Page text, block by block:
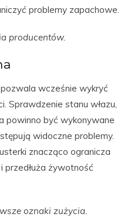
problemy zapachowe.
producentów.
wcześnie wykryć
Sprawdzenie stanu włazu,
powinno być wykonywane
widoczne problemy.
znacząco ogranicza
przedłuża żywotność
oznaki zużycia.